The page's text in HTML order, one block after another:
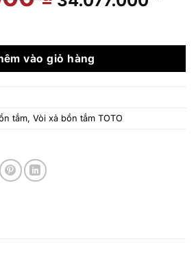
gốc
42.179.000 ₫.là:
TOTO TBG10306AA số lượng
vào giỏ hàng
tắm, Vòi xả bồn tắm TOTO